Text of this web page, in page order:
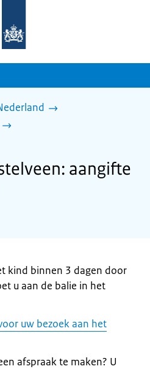
aangifte
kind binnen 3 dagen door
u aan de balie in het
uw bezoek aan het
afspraak te maken? U